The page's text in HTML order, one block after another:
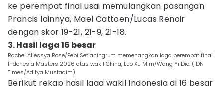
ke perempat final usai memulangkan pasangan
Prancis lainnya, Mael Cattoen/Lucas Renoir
dengan skor 19-21, 21-9, 21-18.
3. Hasil laga 16 besar
Rachel Allessya Rose/Febi Setianingrum memenangkan laga perempat final
Indonesia Masters 2026 atas wakil China, Luo Xu Mim/Wang Yi Dio. (IDN
Times/Aditya Mustaqim)
Berikut rekap hasil laga wakil Indonesia di 16 besar